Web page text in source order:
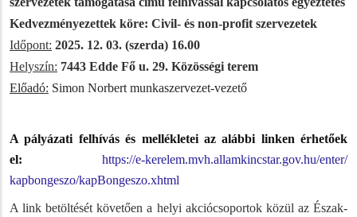
Kedvezményezettek köre: Civil- és non-profit szervezetek
Időpont: 2025. 12. 03. (szerda) 16.00
Helyszín: 7443 Edde Fő u. 29. Közösségi terem
Előadó: Simon Norbert munkaszervezet-vezető
A pályázati felhívás és mellékletei az alábbi linken érhetőek
el:
https://e-kerelem.mvh.allamkincstar.gov.hu/enter/
kapbongeszo/kapBongeszo.xhtml
A link betöltését követően a helyi akciócsoportok közül az Észak-